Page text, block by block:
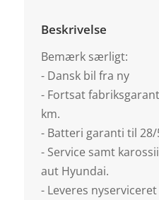
Beskrivelse
Bemærk særligt:
- Dansk bil fra ny
- Fortsat
km.
- Batteri garanti til 28/
- Service samt
aut Hyundai.
- Leveres